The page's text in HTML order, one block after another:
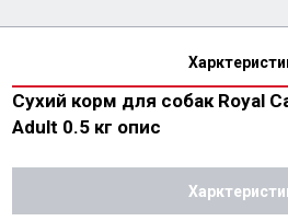
Сухий корм для собак Royal
Adult 0.5 кг опис